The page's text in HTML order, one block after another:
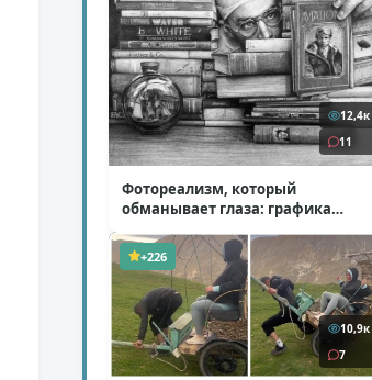
12,4к
11
Фотореализм, который
обманывает глаза: графика
+226
10,9к
7